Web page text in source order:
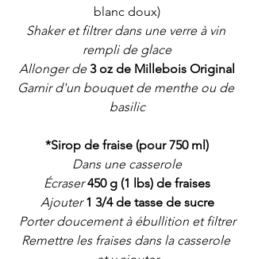
blanc doux)
Shaker et filtrer dans une verre à vin
rempli de glace
Allonger de 3 oz de Millebois Original
Garnir d'un bouquet de menthe ou de
basilic
*Sirop de fraise (pour 750 ml)
Dans une casserole
Écraser 450 g (1 lbs) de fraises
Ajouter 1 3/4 de tasse de sucre
Porter doucement à ébullition et filtrer
Remettre les fraises dans la casserole